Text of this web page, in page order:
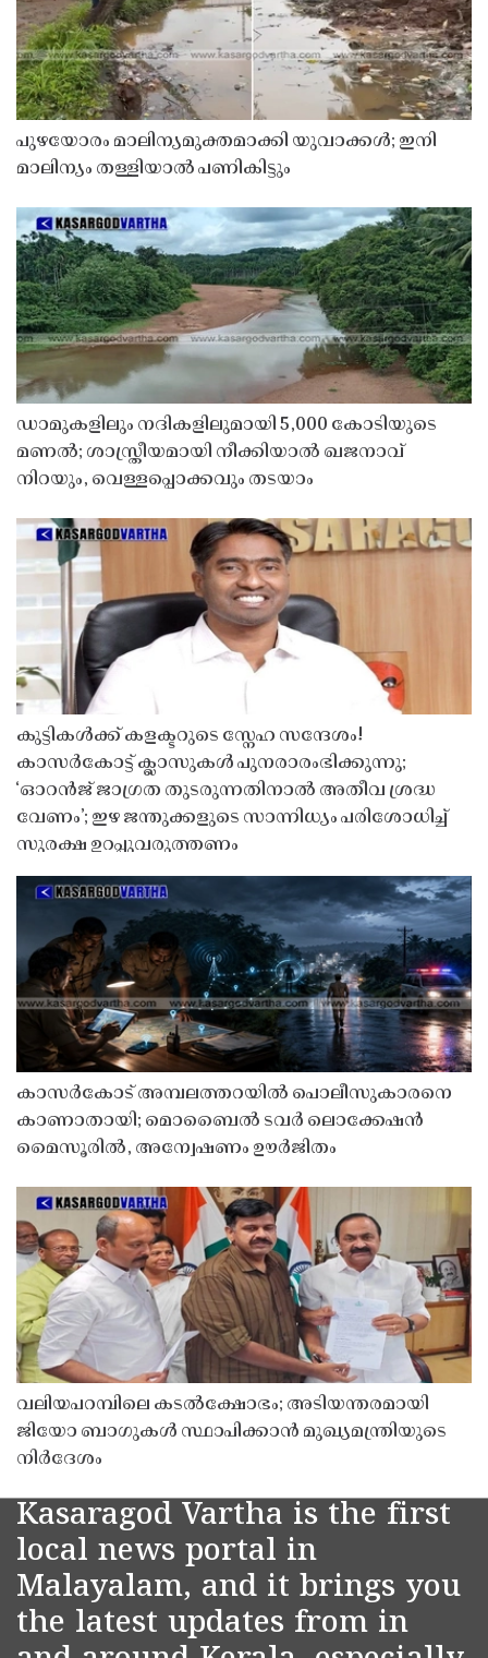
പുഴയോരം മാലിന്യമുക്തമാക്കി യുവാക്കൾ; ഇനി
മാലിന്യം തള്ളിയാൽ പണികിട്ടും
ഡാമുകളിലും നദികളിലുമായി 5,000 കോടിയുടെ
മണൽ; ശാസ്ത്രീയമായി നീക്കിയാൽ ഖജനാവ്
നിറയും, വെള്ളപ്പൊക്കവും തടയാം
കുട്ടികൾക്ക് കളക്ടറുടെ സ്നേഹ സന്ദേശം!
കാസർകോട്ട് ക്ലാസുകൾ പുനരാരംഭിക്കുന്നു;
‘ഓറൻജ് ജാഗ്രത തുടരുന്നതിനാൽ അതീവ ശ്രദ്ധ
വേണം’; ഇഴ ജന്തുക്കളുടെ സാന്നിധ്യം പരിശോധിച്ച്
സുരക്ഷ ഉറപ്പുവരുത്തണം
കാസർകോട് അമ്പലത്തറയിൽ പൊലീസുകാരനെ
കാണാതായി; മൊബൈൽ ടവർ ലൊക്കേഷൻ
മൈസൂരിൽ, അന്വേഷണം ഊർജിതം
വലിയപറമ്പിലെ കടൽക്ഷോഭം; അടിയന്തരമായി
ജിയോ ബാഗുകൾ സ്ഥാപിക്കാൻ മുഖ്യമന്ത്രിയുടെ
നിർദേശം
Kasaragod Vartha is the first
local news portal in
Malayalam, and it brings you
the latest updates from in